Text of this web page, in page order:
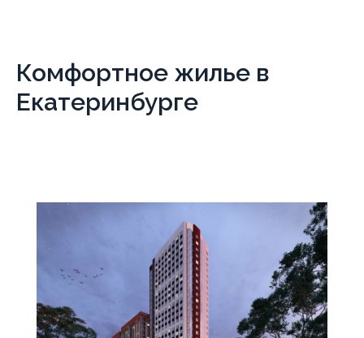
Комфортное жилье в
Екатеринбурге